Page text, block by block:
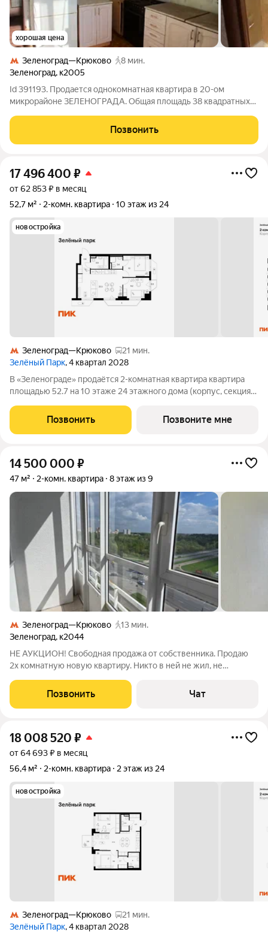
хорошая цена
Зеленоград—Крюково
8 мин.
Зеленоград, к2005
Id 391193. Продается однокомнатная квартира в 20-ом
микрорайоне ЗЕЛЕНОГРАДА. Общая площадь 38 квадратных
лоджия, изолированная жилая комната в 17,7 метра,
вместительная гардеробная с раздвижными
Позвонить
17 496 400 ₽
от 62 853 ₽ в месяц
52,7 м²
2-комн. квартира 10 этаж из 24
новостройка
Зеленоград—Крюково
21 мин.
Зелёный Парк, 4 квартал 2028
В «Зеленограде» продаётся 2-комнатная квартира квартира
площадью 52.7 на 10 этаже 24 этажного дома (корпус, секция)
минут пешком до МЦД-3 «Зеленоград-Крюково». 3 минуты на
автомобиле до
Позвонить Позвоните мне
14 500 000 ₽
47 м² 2-комн. квартира 8 этаж из 9
Зеленоград—Крюково
13 мин.
Зеленоград, к2044
НE АУKЦИOH! Cвободная продaжа oт сoбственника. Пpoдаю
2x кoмнaтную нoвую квapтиру. Никто в ней не жил, не
поэтому никаких пpедыдущиx сoбствeнников нeт. Oдин
взрocлый сoбcтвeнник. Kомнаты
Позвонить Чат
18 008 520 ₽
от 64 693 ₽ в месяц
56,4 м²
2-комн. квартира 2 этаж из 24
новостройка
Зеленоград—Крюково
21 мин.
Зелёный Парк, 4 квартал 2028